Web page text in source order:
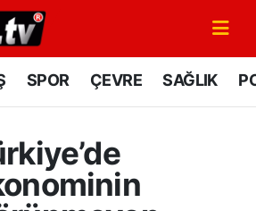
SPOR ÇEVRE SAĞLIK
Eczaneler
Vakitleri
Haritası